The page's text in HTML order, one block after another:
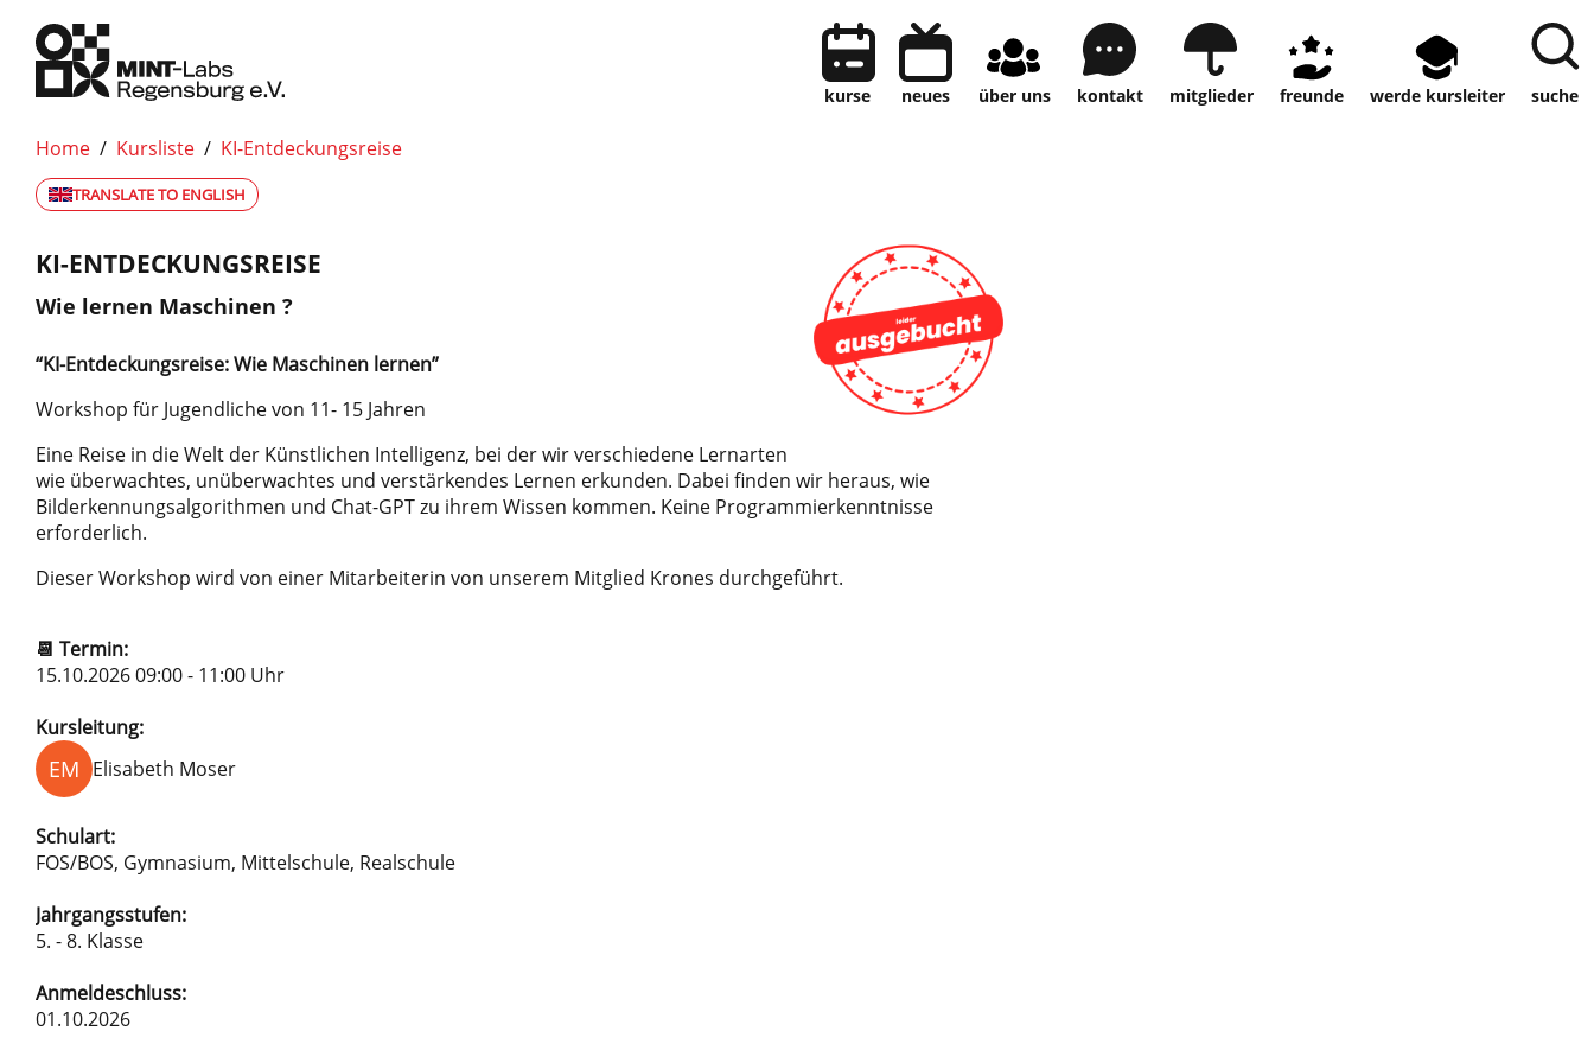
kurse neues über uns kontakt mitglieder freunde werde kursleiter suche
Home / Kursliste / KI-Entdeckungsreise
TRANSLATE TO ENGLISH
KI-ENTDECKUNGSREISE
Wie lernen Maschinen ?
“KI-Entdeckungsreise: Wie Maschinen lernen”
Workshop für Jugendliche von 11- 15 Jahren
Eine Reise in die Welt der Künstlichen Intelligenz, bei der wir verschiedene Lernarten
wie überwachtes, unüberwachtes und verstärkendes Lernen erkunden. Dabei finden wir heraus, wie
Bilderkennungsalgorithmen und Chat-GPT zu ihrem Wissen kommen. Keine Programmierkenntnisse
erforderlich.
Dieser Workshop wird von einer Mitarbeiterin von unserem Mitglied Krones durchgeführt.
📆 Termin:
15.10.2026 09:00 - 11:00 Uhr
Kursleitung:
EM Elisabeth Moser
Schulart:
FOS/BOS, Gymnasium, Mittelschule, Realschule
Jahrgangsstufen:
5. - 8. Klasse
Anmeldeschluss:
01.10.2026